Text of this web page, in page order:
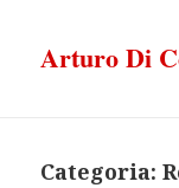
Arturo Di
Categoria: